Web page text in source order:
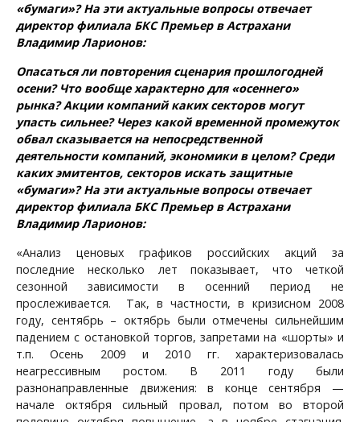
«бумаги»? На эти актуальные вопросы отвечает
директор филиала БКС Премьер в Астрахани
Владимир Ларионов:
Опасаться ли повторения сценария прошлогодней
осени? Что вообще характерно для «осеннего»
рынка? Акции компаний каких секторов могут
упасть сильнее? Через какой временной промежуток
обвал сказывается на непосредственной
деятельности компаний, экономики в целом? Среди
каких эмитентов, секторов искать защитные
«бумаги»? На эти актуальные вопросы отвечает
директор филиала БКС Премьер в Астрахани
Владимир Ларионов:
«Анализ ценовых графиков российских акций за
последние несколько лет показывает, что четкой
сезонной зависимости в осенний период не
прослеживается.
Так, в частности, в кризисном 2008
году, сентябрь – октябрь были отмечены сильнейшим
падением с остановкой торгов, запретами на «шорты» и
т.п. Осень 2009 и 2010 гг. характеризовалась
неагрессивным ростом. В 2011 году были
разнонаправленные движения: в конце сентября —
начале октября сильный провал, потом во второй